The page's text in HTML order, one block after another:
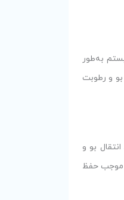
به‌طور
و رطوبت
بو و
موجب حفظ